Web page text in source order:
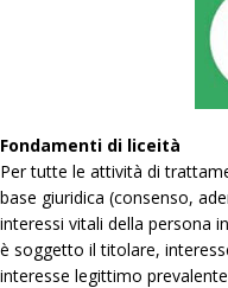
Fondamenti di liceità
Per tutte le attività di
base giuridica (consenso,
interessi vitali della persona
è soggetto il titolare,
interesse legittimo